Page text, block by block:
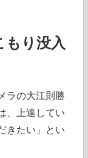
もり没入
ラの大江則勝
、上達してい
きたい」とい